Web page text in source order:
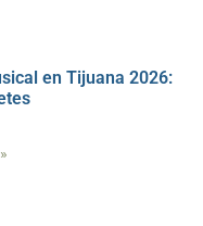
en Tijuana 2026: